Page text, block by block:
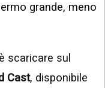
grande, meno
scaricare sul
Cast, disponibile